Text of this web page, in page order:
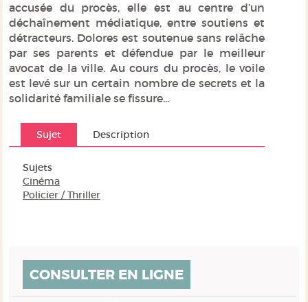
accusée du procès, elle est au centre d’un
déchaînement médiatique, entre soutiens et
détracteurs. Dolores est soutenue sans relâche
par ses parents et défendue par le meilleur
avocat de la ville. Au cours du procès, le voile
est levé sur un certain nombre de secrets et la
solidarité familiale se fissure...
Sujet Description
Sujets
Cinéma
Policier / Thriller
CONSULTER EN LIGNE